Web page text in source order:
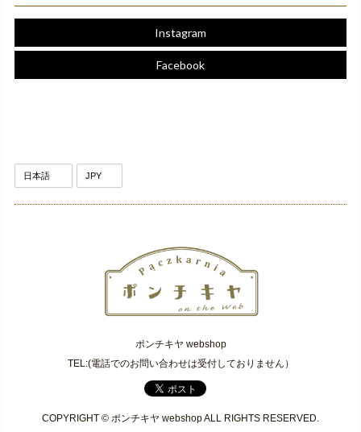
Instagram
Facebook
ポンチキヤ webshop
TEL:(電話でのお問い合わせは受付しておりません）
COPYRIGHT © ポンチキヤ webshop ALL RIGHTS RESERVED.